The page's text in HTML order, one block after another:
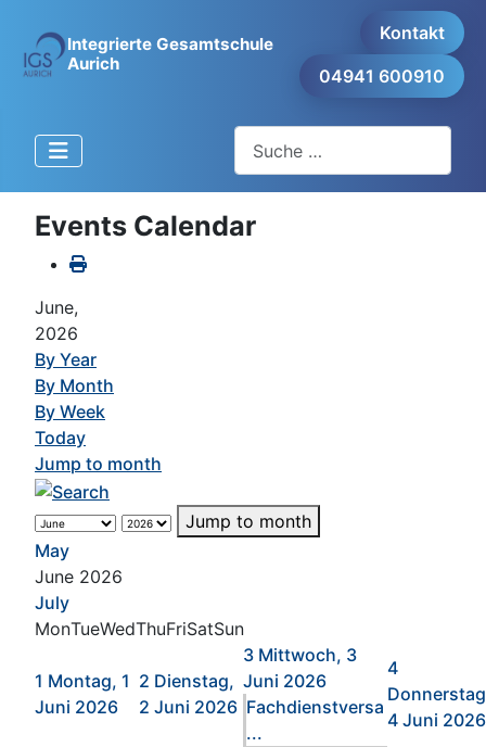
Integrierte Gesamtschule
Aurich
Kontakt
04941 600910
Events Calendar
June,
2026
By Year
By Month
By Week
Today
Jump to month
Jump to month
May
June 2026
July
MonTueWedThuFriSatSun
1 Montag, 1
Juni 2026
2 Dienstag,
2 Juni 2026
3 Mittwoch, 3
Juni 2026
Fachdienstversa
...
4
4 Juni 2026